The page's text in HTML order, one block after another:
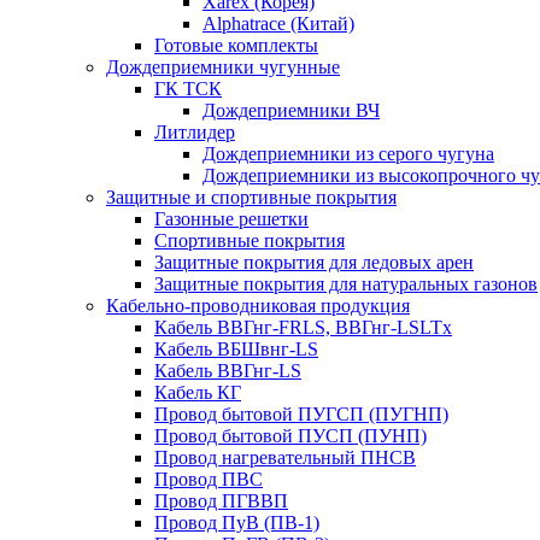
Alphatrace (Китай)
Готовые комплекты
Дождеприемники чугунные
ГК ТСК
Дождеприемники ВЧ
Литлидер
Дождеприемники из серого чугуна
Дождеприемники из высокопрочного
Защитные и спортивные покрытия
Газонные решетки
Спортивные покрытия
Защитные покрытия для ледовых арен
Защитные покрытия для натуральных газонов
Кабельно-проводниковая продукция
Кабель ВВГнг-FRLS, ВВГнг-LSLTx
Кабель ВБШвнг-LS
Кабель ВВГнг-LS
Кабель КГ
Провод бытовой ПУГСП (ПУГНП)
Провод бытовой ПУСП (ПУНП)
Провод нагревательный ПНСВ
Провод ПВС
Провод ПГВВП
Провод ПуВ (ПВ-1)